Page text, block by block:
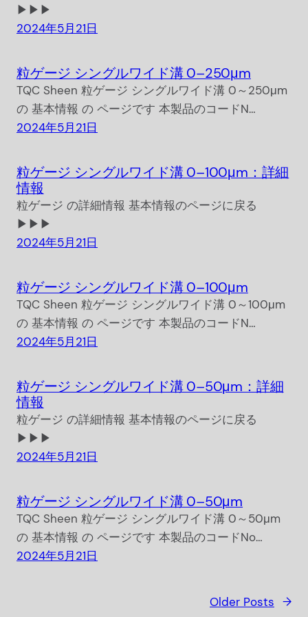
▶▶▶
2024年5月21日
粒ゲージ シングルワイド溝 0–250μm
TQC Sheen 粒ゲージ シングルワイド溝 0～250μm
の 基本情報 の ページです 本製品のコードN…
2024年5月21日
粒ゲージ シングルワイド溝 0–100μm：詳細
情報
粒ゲージ の詳細情報 基本情報のページに戻る
▶▶▶
2024年5月21日
粒ゲージ シングルワイド溝 0–100μm
TQC Sheen 粒ゲージ シングルワイド溝 0～100μm
の 基本情報 の ページです 本製品のコードN…
2024年5月21日
粒ゲージ シングルワイド溝 0–50μm：詳細
情報
粒ゲージ の詳細情報 基本情報のページに戻る
▶▶▶
2024年5月21日
粒ゲージ シングルワイド溝 0–50μm
TQC Sheen 粒ゲージ シングルワイド溝 0～50μm
の 基本情報 の ページです 本製品のコードNo…
2024年5月21日
Older Posts →